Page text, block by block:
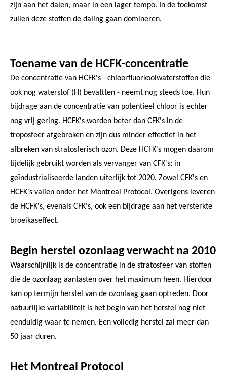
zijn aan het dalen, maar in een lager tempo. In de toekomst
zullen deze stoffen de daling gaan domineren.
Toename van de HCFK-concentratie
De concentratie van HCFK's - chloorfluorkoolwaterstoffen die
ook nog waterstof (H) bevattten - neemt nog steeds toe. Hun
bijdrage aan de concentratie van potentieel chloor is echter
nog vrij gering. HCFK's worden beter dan CFK's in de
troposfeer afgebroken en zijn dus minder effectief in het
afbreken van stratosferisch ozon. Deze HCFK's mogen daarom
tijdelijk gebruikt worden als vervanger van CFK's; in
geïndustrialiseerde landen uiterlijk tot 2020. Zowel CFK's en
HCFK's vallen onder het Montreal Protocol. Overigens leveren
de HCFK's, evenals CFK's, ook een bijdrage aan het versterkte
broeikaseffect.
Begin herstel ozonlaag verwacht na 2010
Waarschijnlijk is de concentratie in de stratosfeer van stoffen
die de ozonlaag aantasten over het maximum heen. Hierdoor
kan op termijn herstel van de ozonlaag gaan optreden. Door
natuurlijke variabiliteit is het begin van het herstel nog niet
eenduidig waar te nemen. Een volledig herstel zal meer dan
50 jaar duren.
Het Montreal Protocol